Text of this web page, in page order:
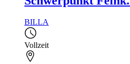
BILLA
Vollzeit